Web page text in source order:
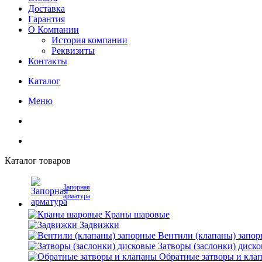
Доставка
Гарантия
О Компании
История компании
Реквизиты
Контакты
Каталог
Меню
Каталог товаров
Запорная
арматура
Краны шаровые
Задвижки
Вентили (клапаны)
Затворы (заслонки)
Обратные затворы и